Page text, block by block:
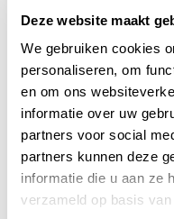
Deze website maakt
We gebruiken cookies
personaliseren, om
en om ons
informatie over uw
partners voor social
partners kunnen deze
informatie die u aan ze
verzameld op basis
Op voorraad
34,95 €31,46